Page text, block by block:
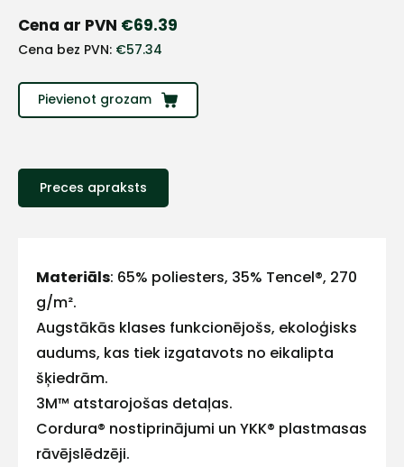
Cena ar PVN €69.39
Cena bez PVN: €57.34
Pievienot grozam
Preces apraksts
Materiāls: 65% poliesters, 35% Tencel®, 270
g/m².
Augstākās klases funkcionējošs, ekoloģisks
audums, kas tiek izgatavots no eikalipta
šķiedrām.
3M™ atstarojošas detaļas.
Cordura® nostiprinājumi un YKK® plastmasas
rāvējslēdzēji.
ar
mums!
Atbildēsim
pēc
Vārds
+